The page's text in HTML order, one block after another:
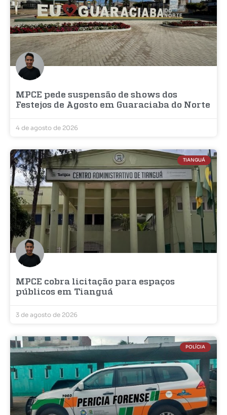
MPCE pede suspensão de shows dos
Festejos de Agosto em Guaraciaba do Norte
4 de agosto de 2026
TIANGUÁ
MPCE cobra licitação para espaços
públicos em Tianguá
3 de agosto de 2026
POLÍCIA